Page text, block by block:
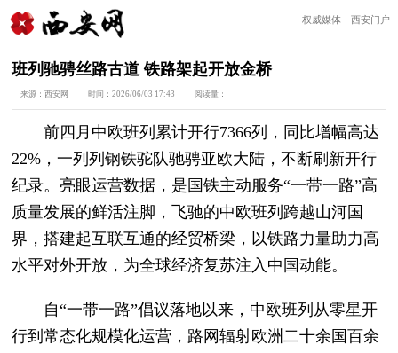
权威媒体 西安门户
班列驰骋丝路古道 铁路架起开放金桥
来源：西安网 时间：2026/06/03 17:43 阅读量：
前四月中欧班列累计开行7366列，同比增幅高达
22%，一列列钢铁驼队驰骋亚欧大陆，不断刷新开行
纪录。亮眼运营数据，是国铁主动服务“一带一路”高
质量发展的鲜活注脚，飞驰的中欧班列跨越山河国
界，搭建起互联互通的经贸桥梁，以铁路力量助力高
水平对外开放，为全球经济复苏注入中国动能。
自“一带一路”倡议落地以来，中欧班列从零星开
行到常态化规模化运营，路网辐射欧洲二十余国百余